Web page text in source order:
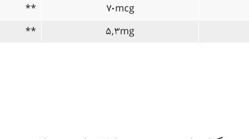
۷۰mcg
**
۵,۳mg **